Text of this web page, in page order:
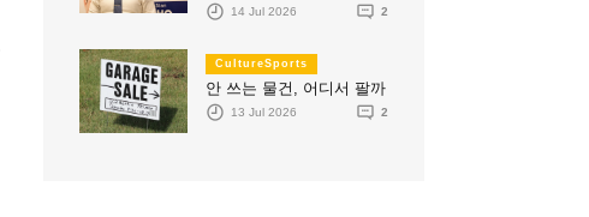
14 Jul 2026 2
CultureSports
안 쓰는 물건, 어디서 팔까
13 Jul 2026 2